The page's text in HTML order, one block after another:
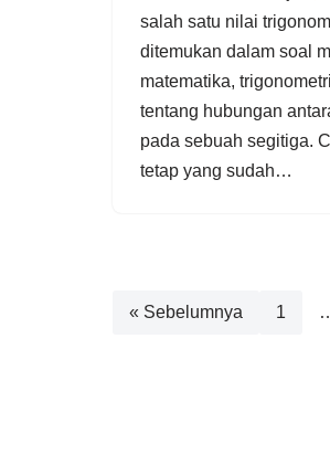
salah satu nilai
ditemukan dalam soal
matematika,
tentang hubungan
pada sebuah segitiga.
tetap yang sudah…
« Sebelumnya 1